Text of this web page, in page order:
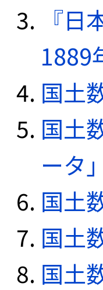
『
1889
国土
国土
ータ
国土
国土
国土